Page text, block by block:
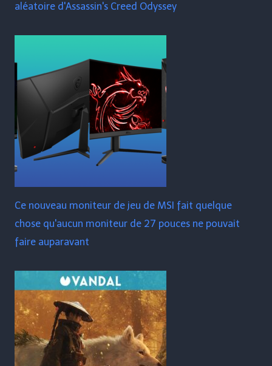
aléatoire d'Assassin's Creed Odyssey
Ce nouveau moniteur de jeu de MSI fait quelque
chose qu'aucun moniteur de 27 pouces ne pouvait
faire auparavant